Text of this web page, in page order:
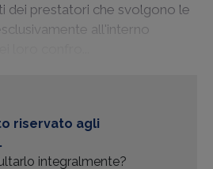
dei prestatori che svolgono le
all'interno
riservato agli
integralmente?